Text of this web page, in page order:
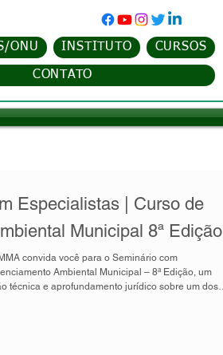
ONU INSTITUTO CURSOS
CONTATO
Especialistas | Curso de
Municipal 8ª Edição
com
Ambiental Municipal – 8ª Edição, um
técnica e aprofundamento jurídico sobre um dos